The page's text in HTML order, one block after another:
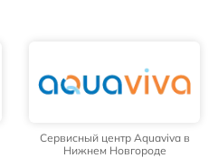
Сервисный центр Aquaviva в
Нижнем Новгороде